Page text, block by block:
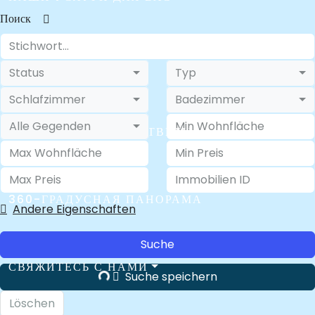
О НАС
FAQ – ВОПРОСЫ И ОТВЕТЫ
360-ГРАДУСНАЯ ПАНОРАМА
СВЯЖИТЕСЬ С НАМИ
Поиск
Status
Typ
Schlafzimmer
Badezimmer
Alle Gegenden
Andere Eigenschaften
Suche
Suche speichern
Löschen